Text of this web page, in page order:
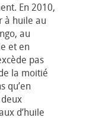
En 2010,
à huile au
au
et en
pas
la moitié
qu’en
d’huile